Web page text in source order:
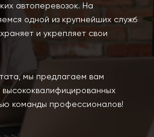
автоперевозок. На
одной из крупнейших служб
и укрепляет свои
мы предлагаем вам
команды профессионалов!